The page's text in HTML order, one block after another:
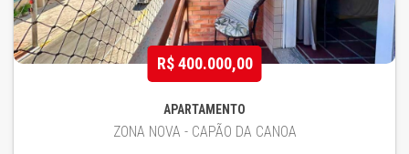
R$ 400.000,00
APARTAMENTO
ZONA NOVA - CAPÃO DA CANOA